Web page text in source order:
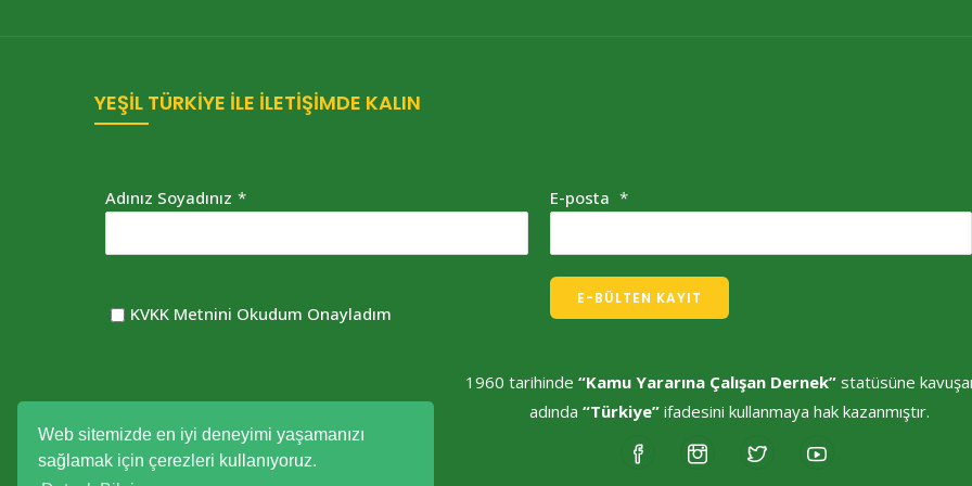
Web sitemizde en iyi deneyimi yaşamanızı
sağlamak için çerezleri kullanıyoruz.
YEŞİL TÜRKİYE İLE İLETİŞİMDE KALIN
Adınız Soyadınız * E-posta *
KVKK Metnini Okudum Onayladım
E-BÜLTEN KAYIT
1960 tarihinde “Kamu Yararına Çalışan Dernek” statüsüne
adında “Türkiye”ifadesini kullanmaya hak kazanmıştır.